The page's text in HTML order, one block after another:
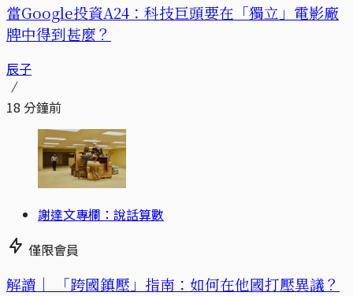
當Google投資A24：科技巨頭要在「獨立」電影廠
牌中得到甚麼？
辰子
18 分鐘前
謝達文專欄：說話算數
僅限會員
解讀｜ 「跨國鎮壓」指南：如何在他國打壓異議？